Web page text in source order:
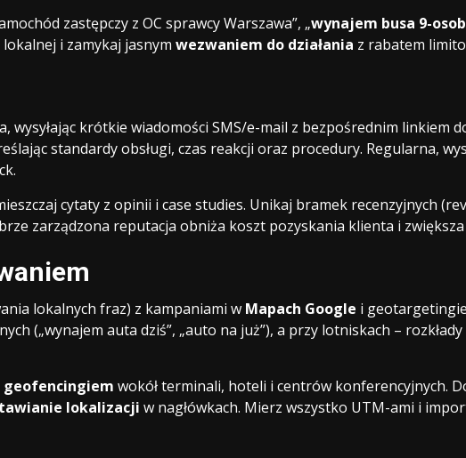
zastępczy z OC sprawcy Warszawa”, „wynajem busa 9-
i zamykaj jasnym wezwaniem do działania z rabatem
wysyłając krótkie wiadomości SMS/e-mail z bezpośrednim linkiem
standardy obsługi, czas reakcji oraz procedury. Regularna,
cytaty z opinii i case studies. Unikaj bramek recenzyjnych
zarządzona reputacja obniża koszt pozyskania klienta i
lokalnych fraz) z kampaniami w Mapach Google i
(„wynajem auta dziś”, „auto na już”), a przy lotniskach –
geofencingiem wokół terminali, hoteli i centrów konferencyjnych.
lokalizacji w nagłówkach. Mierz wszystko UTM-ami i